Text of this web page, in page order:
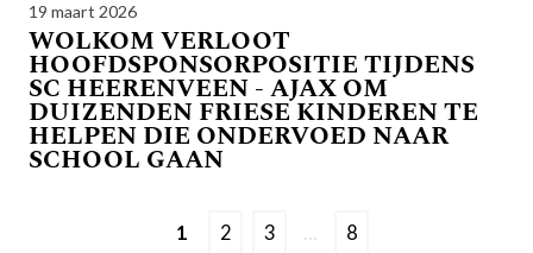
19 maart 2026
WOLKOM VERLOOT
HOOFDSPONSORPOSITIE TIJDENS
SC HEERENVEEN - AJAX OM
DUIZENDEN FRIESE KINDEREN TE
HELPEN DIE ONDERVOED NAAR
SCHOOL GAAN
1 2 3 … 8